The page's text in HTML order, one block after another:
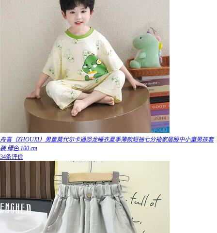
舟喜（ZHOUXI）男童莫代尔卡通恐龙睡衣夏季薄款短袖七分袖家居服中小童男孩套
装 绿色 100 cm
34条评价